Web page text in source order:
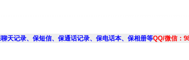
天记录、保短信、保通话记录、保电话本、保相册等QQ/微信：